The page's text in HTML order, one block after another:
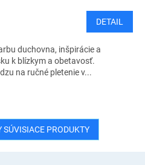
DETAIL
duchovna, inšpirácie a
k blízkym a obetavosť.
na ručné pletenie v...
SÚVISIACE PRODUKTY